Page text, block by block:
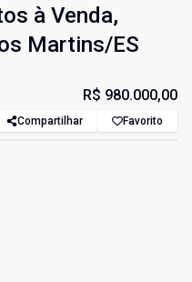
à Venda,
Martins/ES
R$ 980.000,00
Compartilhar Favorito